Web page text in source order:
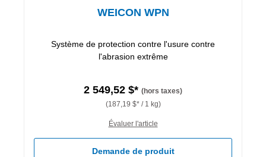
WEICON WPN
Système de protection contre l'usure contre
l'abrasion extrême
2 549,52 $* (hors taxes)
(187,19 $* / 1 kg)
Évaluer l'article
Demande de produit